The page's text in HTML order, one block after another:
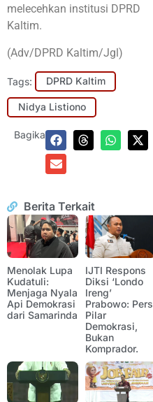
melecehkan institusi DPRD
Kaltim.
(Adv/DPRD Kaltim/Jgl)
Tags: DPRD Kaltim
Nidya Listiono
Bagikan:
Berita Terkait
Menolak Lupa
Kudatuli:
Menjaga Nyala
Api Demokrasi
dari Samarinda
IJTI Respons
Diksi ‘Londo
Ireng’
Prabowo: Pers
Pilar
Demokrasi,
Bukan
Komprador.